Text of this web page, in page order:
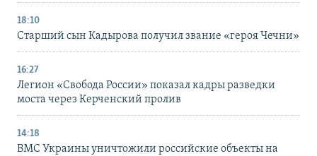
18:10
Старший сын Кадырова получил звание «героя Чечни»
16:27
Легион «Свобода России» показал кадры разведки
моста через Керченский пролив
14:18
ВМС Украины уничтожили российские объекты на